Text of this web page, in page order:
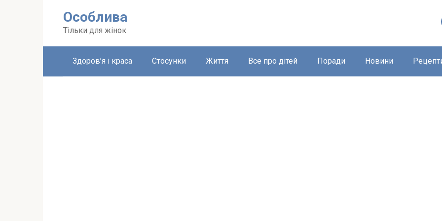
Особлива
Тільки для жінок
Здоров’я і краса Стосунки Життя Все про дітей Поради Новини